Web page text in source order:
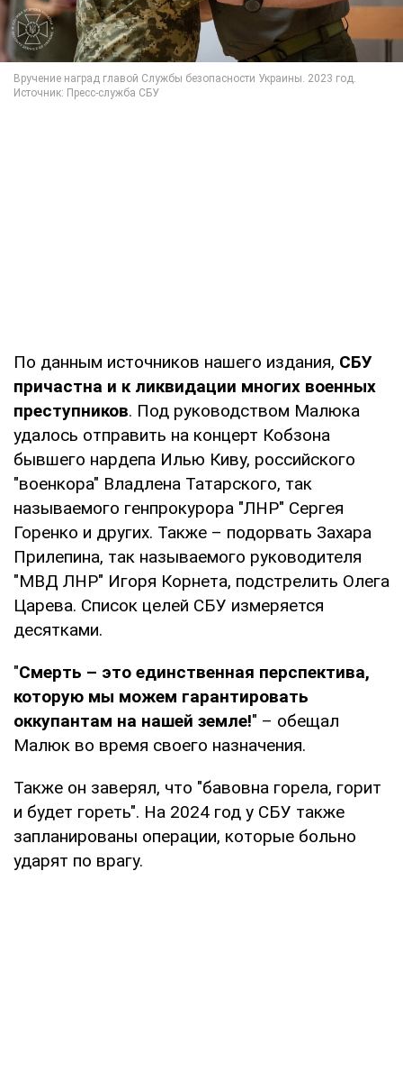
По данным источников нашего издания, СБУ
причастна и к ликвидации многих военных
преступников. Под руководством Малюка
удалось отправить на концерт Кобзона
бывшего нардепа Илью Киву, российского
"военкора" Владлена Татарского, так
называемого генпрокурора "ЛНР" Сергея
Горенко и других. Также – подорвать Захара
Прилепина, так называемого руководителя
"МВД ЛНР" Игоря Корнета, подстрелить Олега
Царева. Список целей СБУ измеряется
десятками.
"Смерть – это единственная перспектива,
которую мы можем гарантировать
оккупантам на нашей земле!" – обещал
Малюк во время своего назначения.
Также он заверял, что "бавовна горела, горит
и будет гореть". На 2024 год у СБУ также
запланированы операции, которые больно
ударят по врагу.